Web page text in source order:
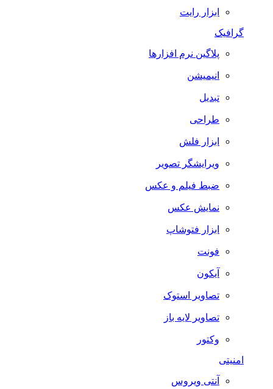
ابزار رایت
گرافیک
پلاگین نرم افزارها
انیمیشن
تبدیل
طراحی
ابزار فلش
ویرایشگر تصویر
ضبط فيلم و عكس
نمایش عکس
ابزار فتوشاپ
فونت
آیکون
تصاویر استوک
تصاویر لایه باز
وکتور
امنیتی
آنتی ویروس